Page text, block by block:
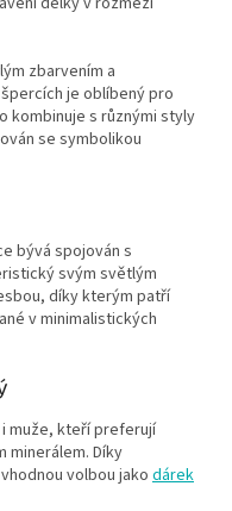
zbarvením a
je oblíbený pro
kombinuje s různými styly
se symbolikou
bývá spojován s
svým světlým
díky kterým patří
v minimalistických
muže, kteří preferují
minerálem. Díky
volbou jako dárek